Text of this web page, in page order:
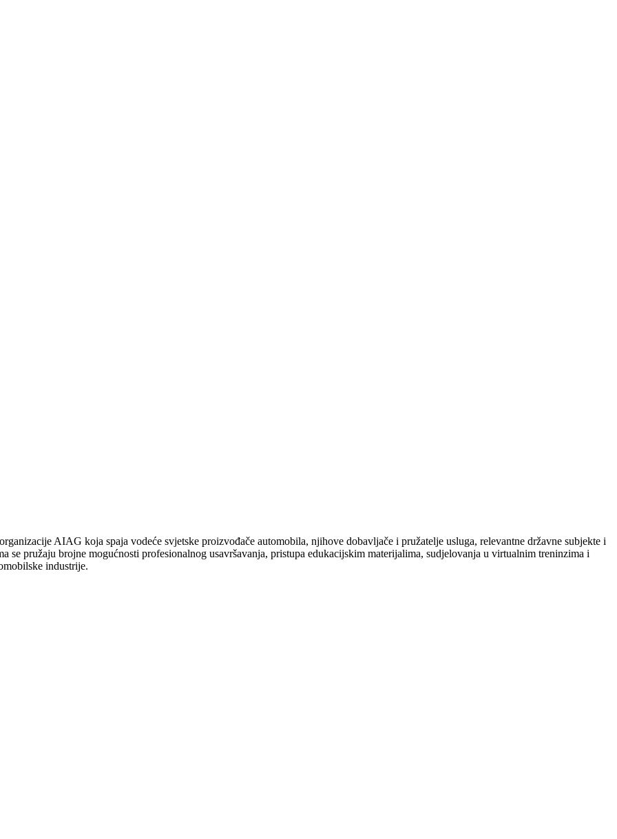
AIAG koja spaja vodeće svjetske proizvođače automobila, njihove dobavljače i pružatelje usluga, relevantne državne subjekte i
se pružaju brojne mogućnosti profesionalnog usavršavanja, pristupa edukacijskim materijalima, sudjelovanja u virtualnim treninzima i
industrije.